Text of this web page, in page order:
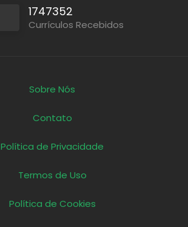
1747352
Currículos Recebidos
Sobre Nós
Contato
Política de Privacidade
Termos de Uso
Política de Cookies